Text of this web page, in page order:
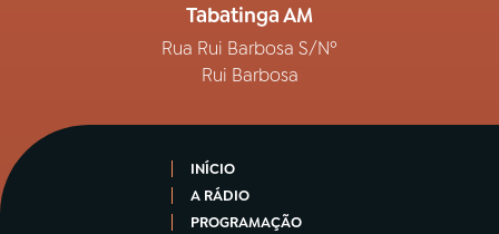
Tabatinga AM
Rua Rui Barbosa S/Nº
Rui Barbosa
INÍCIO
A RÁDIO
PROGRAMAÇÃO